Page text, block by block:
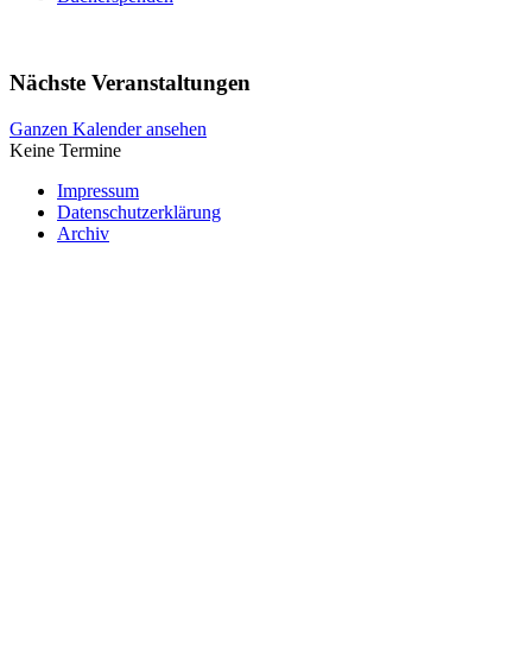
Nächste Veranstaltungen
Ganzen Kalender ansehen
Keine Termine
Impressum
Datenschutzerklärung
Archiv